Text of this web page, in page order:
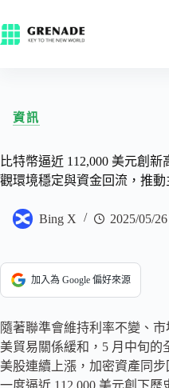
資訊
比特幣逼近 112,000 美元創
觀環境穩定與資金回流，推
Bing X 2025/05/26
加入為 Google 偏好來源
隨著聯準會維持利率不變、
美貿易關係緩和，5 月中旬的
美股連續上漲，加密資產同
一度逼近 112,000 美元創下